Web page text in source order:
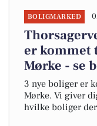
BOLIGMARKED
er kommet
Mørke - se
3 nye boliger er
Mørke. Vi giver
hvilke boliger